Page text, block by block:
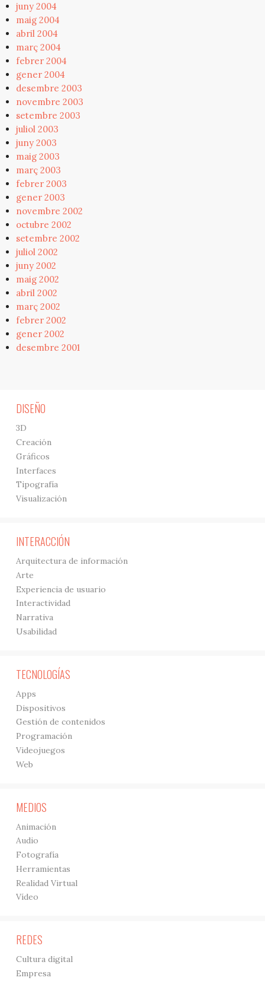
juny 2004
maig 2004
abril 2004
març 2004
febrer 2004
gener 2004
desembre 2003
novembre 2003
setembre 2003
juliol 2003
juny 2003
maig 2003
març 2003
febrer 2003
gener 2003
novembre 2002
octubre 2002
setembre 2002
juliol 2002
juny 2002
maig 2002
abril 2002
març 2002
febrer 2002
gener 2002
desembre 2001
DISEÑO
3D
Creación
Gráficos
Interfaces
Tipografía
Visualización
INTERACCIÓN
Arquitectura de información
Arte
Experiencia de usuario
Interactividad
Narrativa
Usabilidad
TECNOLOGÍAS
Apps
Dispositivos
Gestión de contenidos
Programación
Videojuegos
Web
MEDIOS
Animación
Audio
Fotografía
Herramientas
Realidad Virtual
Vídeo
REDES
Cultura digital
Empresa